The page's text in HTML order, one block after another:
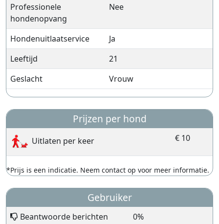
Professionele
hondenopvang
Nee
Hondenuitlaatservice
Ja
Leeftijd
21
Geslacht
Vrouw
Prijzen per hond
Uitlaten per keer € 10
*Prijs is een indicatie. Neem contact op voor meer informatie.
Gebruiker
Beantwoorde berichten
0%